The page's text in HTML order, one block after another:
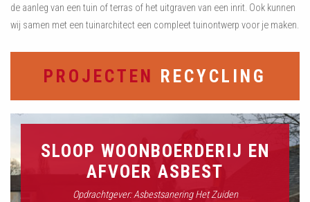
de aanleg van een tuin of terras of het uitgraven van een inrit. Ook kunnen
wij samen met een tuinarchitect een compleet tuinontwerp voor je maken.
PROJECTEN RECYCLING
SLOOP WOONBOERDERIJ EN
AFVOER ASBEST
Opdrachtgever: Asbestsanering Het Zuiden